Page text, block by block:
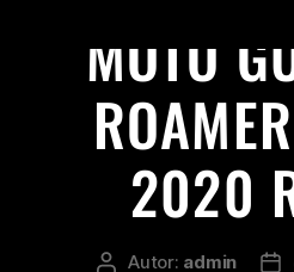
MOTO
2020
Autor: admin